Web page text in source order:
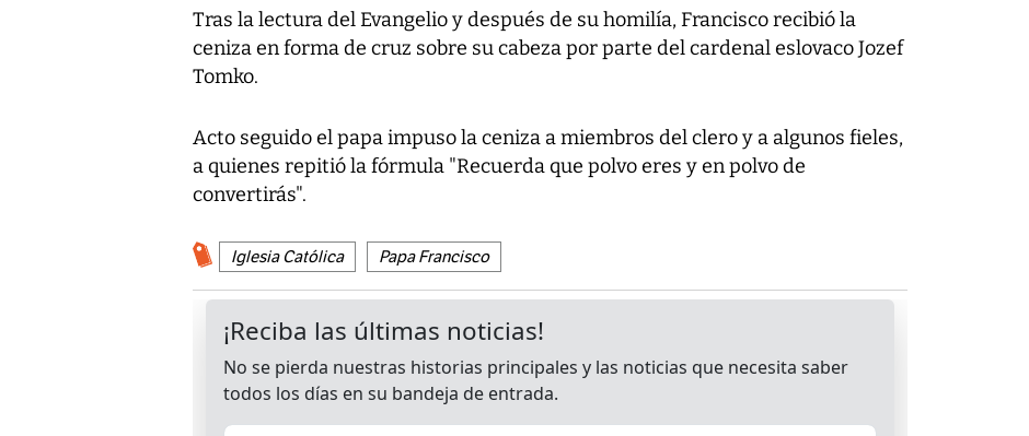
Tras la lectura del Evangelio y después de su homilía, Francisco recibió la
ceniza en forma de cruz sobre su cabeza por parte del cardenal eslovaco Jozef
Tomko.
Acto seguido el papa impuso la ceniza a miembros del clero y a algunos fieles,
a quienes repitió la fórmula "Recuerda que polvo eres y en polvo de
convertirás".
Iglesia Católica Papa Francisco